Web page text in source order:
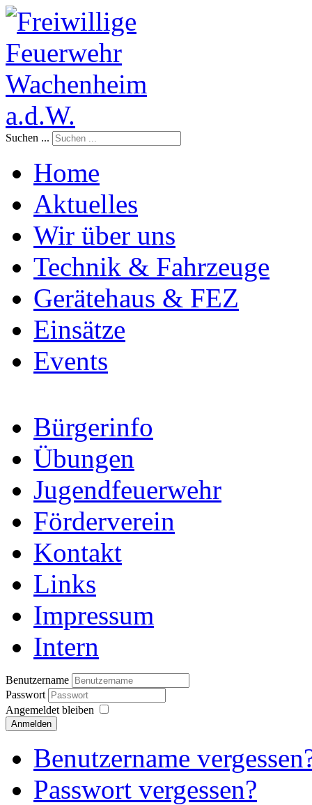
Suchen ...
Home
Aktuelles
Wir über uns
Technik & Fahrzeuge
Gerätehaus & FEZ
Einsätze
Events
Bürgerinfo
Übungen
Jugendfeuerwehr
Förderverein
Kontakt
Links
Impressum
Intern
Benutzername
Passwort
Angemeldet bleiben
Anmelden
Benutzername
Passwort vergessen?